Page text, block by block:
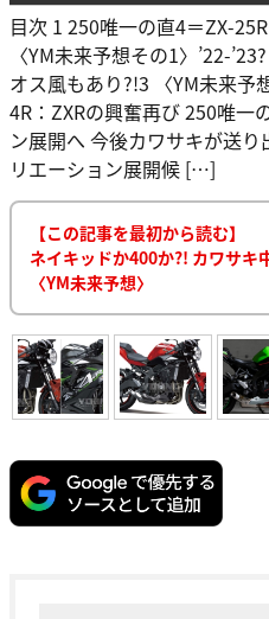
目次 1 250唯一の直4＝ZX-
〈YM未来予想その1〉’22-
オス風もあり?!3 〈YM未来予
4R：ZXRの興奮再び 250唯一
ン展開へ 今後カワサキが送
リエーション展開候 […]
【この記事を最初から読む】
ネイキッドか400か?! カワサキ
〈YM未来予想〉